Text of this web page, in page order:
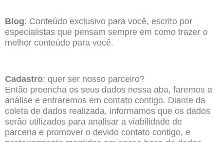
Blog: Conteúdo exclusivo para você, escrito por
especialistas que pensam sempre em como trazer o
melhor conteúdo para você.
Cadastro: quer ser nosso parceiro?
Então preencha os seus dados nessa aba, faremos a
análise e entraremos em contato contigo. Diante da
coleta de dados realizada, informamos que os dados
serão utilizados para analisar a viabilidade de
parceria e promover o devido contato contigo, e